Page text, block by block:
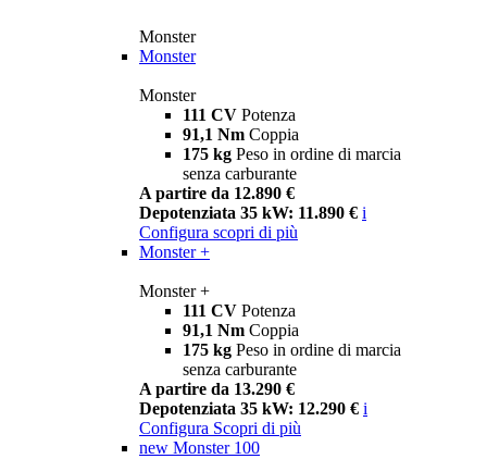
Monster
Monster
Monster
111 CV Potenza
91,1 Nm Coppia
175 kg Peso in ordine di marcia
senza carburante
A partire da 12.890 €
Depotenziata 35 kW: 11.890 € i
Configura scopri di più
Monster +
Monster +
111 CV Potenza
91,1 Nm Coppia
175 kg Peso in ordine di marcia
senza carburante
A partire da 13.290 €
Depotenziata 35 kW: 12.290 € i
Configura Scopri di più
new Monster 100